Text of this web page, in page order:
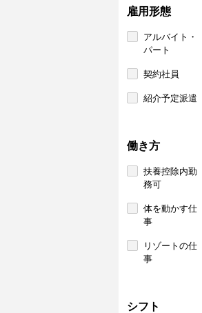
雇用形態
アルバイト・
パート
契約社員
紹介予定派遣
働き方
扶養控除内勤
務可
体を動かす仕
事
リゾートの仕
事
シフト